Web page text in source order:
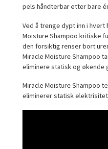
pels håndterbar etter bare
Ved å trenge dypt inn i
Moisture Shampoo kritiske
den forsiktig renser bort
Miracle Moisture Shampoo
eliminere statisk og økende
Miracle Moisture Shampoo
eliminerer statisk